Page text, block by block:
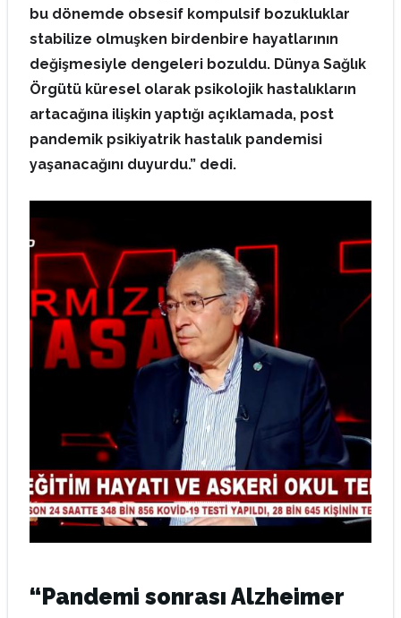
bu dönemde obsesif kompulsif bozukluklar
stabilize olmuşken birdenbire hayatlarının
değişmesiyle dengeleri bozuldu. Dünya Sağlık
Örgütü küresel olarak psikolojik hastalıkların
artacağına ilişkin yaptığı açıklamada, post
pandemik psikiyatrik hastalık pandemisi
yaşanacağını duyurdu.” dedi.
“Pandemi sonrası Alzheimer